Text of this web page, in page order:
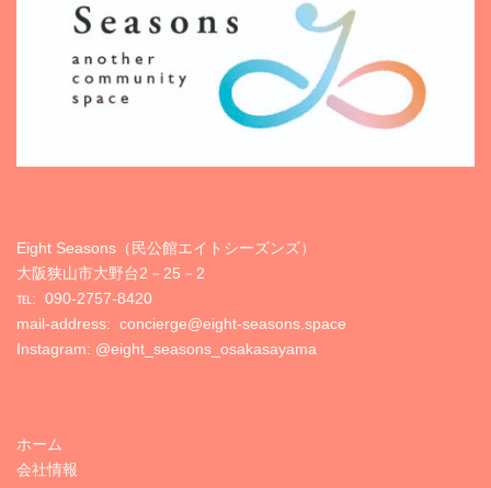
Eight Seasons（民公館エイトシーズンズ）
大阪狭山市大野台2－25－2
℡: 090-2757-8420
mail-address: concierge@eight-seasons.space
Instagram: @eight_seasons_osakasayama
ホーム
会社情報